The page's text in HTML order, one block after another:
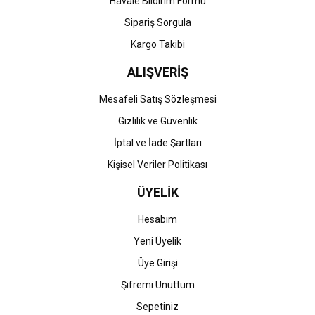
Gönder
Sipariş Sorgula
Kargo Takibi
ALIŞVERİŞ
Mesafeli Satış Sözleşmesi
Gizlilik ve Güvenlik
İptal ve İade Şartları
Kişisel Veriler Politikası
ÜYELİK
Hesabım
Yeni Üyelik
Üye Girişi
Şifremi Unuttum
Sepetiniz